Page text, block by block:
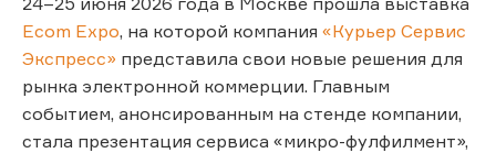
Ecom Expo, на которой компания «Курьер Сервис
Экспресс» представила свои новые решения для
рынка электронной коммерции. Главным
событием, анонсированным на стенде компании,
стала презентация сервиса «микро-фулфилмент»,